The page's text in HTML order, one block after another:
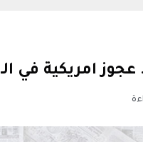
في الـ 92 من عمرها